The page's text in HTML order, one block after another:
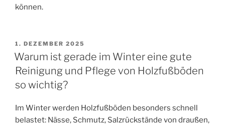
können.
VERÖFFENTLICHT
AM
1. DEZEMBER 2025
Warum ist gerade im Winter eine gute
Reinigung und Pflege von Holzfußböden
so wichtig?
Im Winter werden Holzfußböden besonders schnell
belastet: Nässe, Schmutz, Salzrückstände von draußen,